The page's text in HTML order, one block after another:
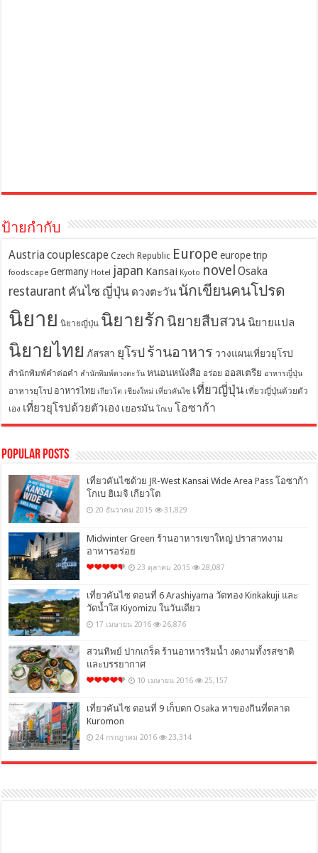
ป้ายกำกับ
Austriacouplescape Czech Republic Europe europe trip
foodscape Germany Hotel japan Kansai Kyoto novel Osaka
restaurant คันไซ ญี่ปุ่น ดวงตะวัน นักเขียนคนโปรด
นิยาย นิยายญี่ปุ่น นิยายรัก นิยายสืบสวน นิยายแปล
นิยายไทย ภัสรสา ยุโรป ร้านอาหาร วางแผนเที่ยวยุโรป
สำนักพิมพ์คำต่อคำ สำนักพิมพ์ดวงตะวัน หนอนหนังสือ อร่อย ออสเตรีย อาหารญี่ปุ่น
อาหารยุโรป อาหารไทย เกียวโต เชียงใหม่ เที่ยวคันไซ เที่ยวญี่ปุ่น เที่ยวญี่ปุ่นด้วยตัว
เอง เที่ยวยุโรปด้วยตัวเอง เยอรมัน โกเบ โอซาก้า
Popular Posts
เที่ยวคันไซด้วย JR-West Kansai Wide Area Pass โอซาก้า
โกเบ ฮิเมจิ เกียวโต
20 ธันวาคม 2015 31,829
Midwinter Green ร้านอาหารเขาใหญ่ ปราสาทงาม
อาหารอร่อย
23 ตุลาคม 2015 28,087
เที่ยวคันไซ ตอนที่ 6 Arashiyama วัดทอง Kinkakuji และ
วัดน้ำใส Kiyomizu ในวันเดียว
17 เมษายน 2016 26,876
สวนทิพย์ ปากเกร็ด ร้านอาหารริมน้ำ งดงามทั้งรสชาติ
และบรรยากาศ
10 เมษายน 2016 25,157
เที่ยวคันไซ ตอนที่ 9 เก็บตก Osaka หาของกินที่ตลาด
Kuromon
24 กรกฎาคม 2016 23,314